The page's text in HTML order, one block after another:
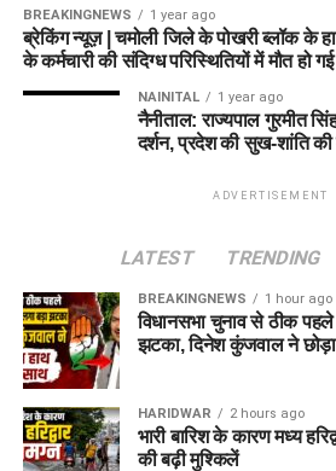
BREAKINGNEWS 1 year ago
ब्रेकिंग न्यूज़ | चमोली जिले के पोखरी ब्लॉक के
के कर्मचारी की संदिग्ध परिस्थितियों में मौत हो
NAINITAL 1 year ago
नैनीताल: राज्यपाल गुरमीत
दर्शन, प्रदेश की सुख-शांति
ADVERTISEMENT
LATEST TRENDING
BREAKINGNEWS 1 hour ago
विधानसभा चुनाव से ठीक
झटका, दिनेश कुंजवाल ने
HARIDWAR 2 hours ago
भारी बारिश के कारण मध्य
की बढ़ी मुश्किलें